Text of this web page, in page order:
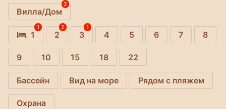
Вилла/Дом
2
1
1
2
2
3
1
4 5 6 7 8
9 10 15 18 22
Бассейн Вид на море Рядом с пляжем
Охрана